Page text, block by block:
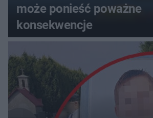
może ponieść poważne
konsekwencje